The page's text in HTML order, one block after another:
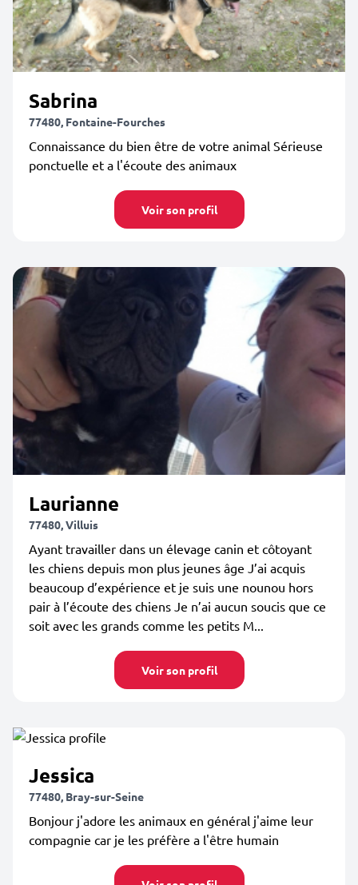
Sabrina
77480, Fontaine-Fourches
Connaissance du bien être de votre animal Sérieuse
ponctuelle et a l'écoute des animaux
Voir son profil
Laurianne
77480, Villuis
Ayant travailler dans un élevage canin et côtoyant
les chiens depuis mon plus jeunes âge J’ai acquis
beaucoup d’expérience et je suis une nounou hors
pair à l’écoute des chiens Je n’ai aucun soucis que ce
soit avec les grands comme les petits M...
Voir son profil
Jessica
77480, Bray-sur-Seine
Bonjour j'adore les animaux en général j'aime leur
compagnie car je les préfère a l'être humain